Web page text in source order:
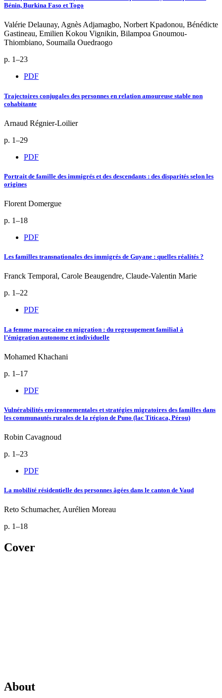
Bénin, Burkina Faso et Togo
Valérie Delaunay, Agnès Adjamagbo, Norbert Kpadonou, Bénédicte
Gastineau, Emilien Kokou Vignikin, Bilampoa Gnoumou-
Thiombiano, Soumaïla Ouedraogo
p. 1–23
PDF
Trajectoires conjugales des personnes en relation amoureuse stable non
cohabitante
Arnaud Régnier-Loilier
p. 1–29
PDF
Portrait de famille des immigrés et des descendants : des disparités selon les
origines
Florent Domergue
p. 1–18
PDF
Les familles transnationales des immigrés de Guyane : quelles réalités ?
Franck Temporal, Carole Beaugendre, Claude-Valentin Marie
p. 1–22
PDF
La femme marocaine en migration : du regroupement familial à
l’émigration autonome et individuelle
Mohamed Khachani
p. 1–17
PDF
Vulnérabilités environnementales et stratégies migratoires des familles dans
les communautés rurales de la région de Puno (lac Titicaca, Pérou)
Robin Cavagnoud
p. 1–23
PDF
La mobilité résidentielle des personnes âgées dans le canton de Vaud
Reto Schumacher, Aurélien Moreau
p. 1–18
Cover
About